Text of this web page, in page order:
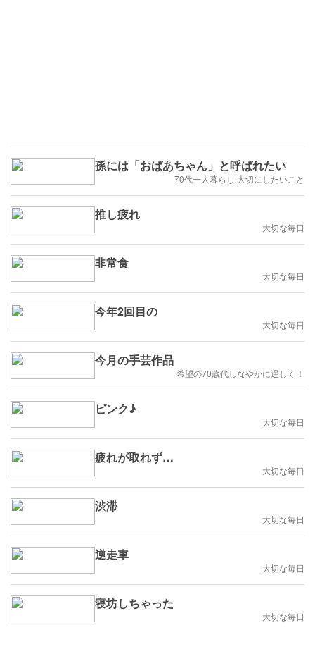
孫には「おばあちゃん」と呼ばれたい
70代一人暮らし 大切にしたいこと
推し疲れ
大切な毎日
非常食
大切な毎日
今年2回目の
大切な毎日
今月の手芸作品
希望の70歳代しなやかに逞しく！
ピンク♪
大切な毎日
疲れが取れず…
大切な毎日
渋滞
大切な毎日
逆走車
大切な毎日
寝坊しちゃった
大切な毎日